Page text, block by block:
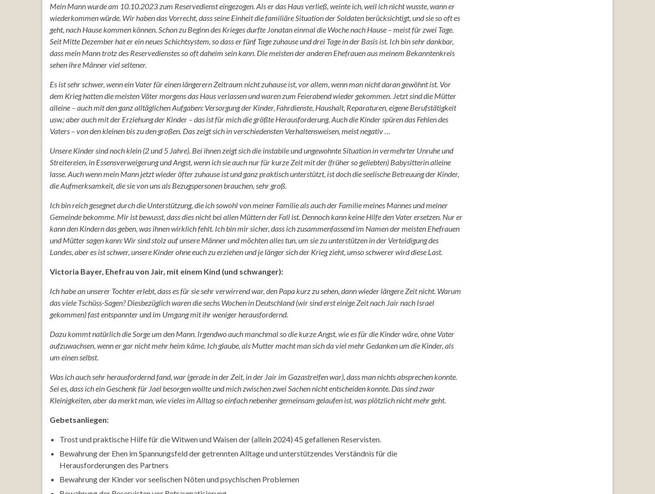
Mein Mann wurde am 10.10.2023 zum Reservedienst eingezogen. Als er das Haus verließ, weinte ich, weil ich nicht wusste, wann er
wiederkommen würde. Wir haben das Vorrecht, dass seine Einheit die familiäre Situation der Soldaten berücksichtigt, und sie so oft es
geht, nach Hause kommen können. Schon zu Beginn des Krieges durfte Jonatan einmal die Woche nach Hause – meist für zwei Tage.
Seit Mitte Dezember hat er ein neues Schichtsystem, so dass er fünf Tage zuhause und drei Tage in der Basis ist. Ich bin sehr dankbar,
dass mein Mann trotz des Reservedienstes so oft daheim sein kann. Die meisten der anderen Ehefrauen aus meinem Bekanntenkreis
sehen ihre Männer viel seltener.
Es ist sehr schwer, wenn ein Vater für einen längerern Zeitraum nicht zuhause ist, vor allem, wenn man nicht daran gewöhnt ist. Vor
dem Krieg hatten die meisten Väter morgens das Haus verlassen und waren zum Feierabend wieder gekommen. Jetzt sind die Mütter
alleine – auch mit den ganz alltäglichen Aufgaben: Versorgung der Kinder, Fahrdienste, Haushalt, Reparaturen, eigene Berufstätigkeit
usw.; aber auch mit der Erziehung der Kinder – das ist für mich die größte Herausforderung. Auch die Kinder spüren das Fehlen des
Vaters – von den kleinen bis zu den großen. Das zeigt sich in verschiedensten Verhaltensweisen, meist negativ …
Unsere Kinder sind noch klein (2 und 5 Jahre). Bei ihnen zeigt sich die instabile und ungewohnte Situation in vermehrter Unruhe und
Streitereien, in Essensverweigerung und Angst, wenn ich sie auch nur für kurze Zeit mit der (früher so geliebten) Babysitterin alleine
lasse. Auch wenn mein Mann jetzt wieder öfter zuhause ist und ganz praktisch unterstützt, ist doch die seelische Betreuung der Kinder,
die Aufmerksamkeit, die sie von uns als Bezugspersonen brauchen, sehr groß.
Ich bin reich gesegnet durch die Unterstützung, die ich sowohl von meiner Familie als auch der Familie meines Mannes und meiner
Gemeinde bekomme. Mir ist bewusst, dass dies nicht bei allen Müttern der Fall ist. Dennoch kann keine Hilfe den Vater ersetzen. Nur er
kann den Kindern das geben, was ihnen wirklich fehlt. Ich bin mir sicher, dass ich zusammenfassend im Namen der meisten Ehefrauen
und Mütter sagen kann: Wir sind stolz auf unsere Männer und möchten alles tun, um sie zu unterstützen in der Verteidigung des
Landes, aber es ist schwer, unsere Kinder ohne euch zu erziehen und je länger sich der Krieg zieht, umso schwerer wird diese Last.
Victoria Bayer, Ehefrau von Jair, mit einem Kind (und schwanger):
Ich habe an unserer Tochter erlebt, dass es für sie sehr verwirrend war, den Papa kurz zu sehen, dann wieder längere Zeit nicht. Warum
das viele Tschüss-Sagen? Diesbezüglich waren die sechs Wochen in Deutschland (wir sind erst einige Zeit nach Jair nach Israel
gekommen) fast entspannter und im Umgang mit ihr weniger herausfordernd.
Dazu kommt natürlich die Sorge um den Mann. Irgendwo auch manchmal so die kurze Angst, wie es für die Kinder wäre, ohne Vater
aufzuwachsen, wenn er gar nicht mehr heim käme. Ich glaube, als Mutter macht man sich da viel mehr Gedanken um die Kinder, als
um einen selbst.
Was ich auch sehr herausfordernd fand, war (gerade in der Zeit, in der Jair im Gazastreifen war), dass man nichts absprechen konnte.
Sei es, dass ich ein Geschenk für Jael besorgen wollte und mich zwischen zwei Sachen nicht entscheiden konnte. Das sind zwar
Kleinigkeiten, aber da merkt man, wie vieles im Alltag so einfach nebenher gemeinsam gelaufen ist, was plötzlich nicht mehr geht.
Gebetsanliegen:
Trost und praktische Hilfe für die Witwen und Waisen der (allein 2024) 45 gefallenen Reservisten.
Bewahrung der Ehen im Spannungsfeld der getrennten Alltage und unterstützendes Verständnis für die
Herausforderungen des Partners
Bewahrung der Kinder vor seelischen Nöten und psychischen Problemen